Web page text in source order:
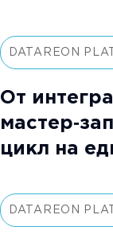
DATAREON
От
цикл на
DATAREON